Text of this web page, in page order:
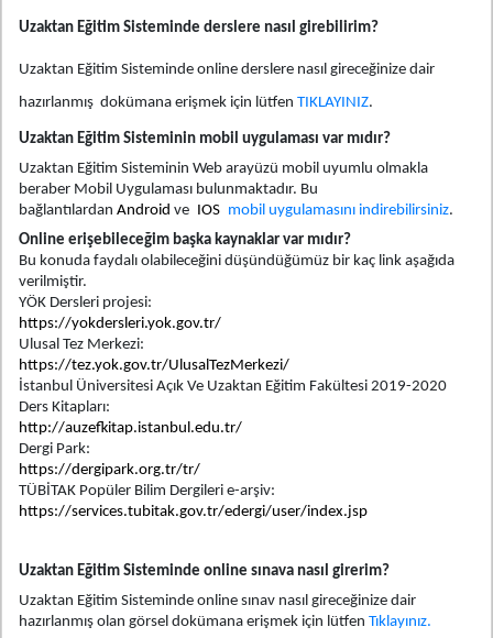
Uzaktan Eğitim Sisteminde derslere nasıl girebilirim?
Uzaktan Eğitim Sisteminde online derslere nasıl gireceğinize dair
hazırlanmış dokümana erişmek için lütfen TIKLAYINIZ.
Uzaktan Eğitim Sisteminin mobil uygulaması var mıdır?
Uzaktan Eğitim Sisteminin Web arayüzü mobil uyumlu olmakla
beraber Mobil Uygulaması bulunmaktadır. Bu
bağlantılardan Android ve IOS mobil uygulamasını indirebilirsiniz.
Online erişebileceğim başka kaynaklar var mıdır?
Bu konuda faydalı olabileceğini düşündüğümüz bir kaç link aşağıda
verilmiştir.
YÖK Dersleri projesi:
https://yokdersleri.yok.gov.tr/
Ulusal Tez Merkezi:
https://tez.yok.gov.tr/UlusalTezMerkezi/
İstanbul Üniversitesi Açık Ve Uzaktan Eğitim Fakültesi 2019-2020
Ders Kitapları:
http://auzefkitap.istanbul.edu.tr/
Dergi Park:
https://dergipark.org.tr/tr/
TÜBİTAK Popüler Bilim Dergileri e-arşiv:
https://services.tubitak.gov.tr/edergi/user/index.jsp
Uzaktan Eğitim Sisteminde online sınava nasıl girerim?
Uzaktan Eğitim Sisteminde online sınav nasıl gireceğinize dair
hazırlanmış olan görsel dokümana erişmek için lütfen Tıklayınız.